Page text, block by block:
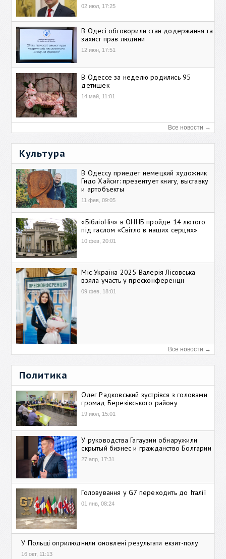
02 июл, 17:25
В Одесі обговорили стан додержання та
захист прав людини
12 июн, 17:51
В Одессе за неделю родились 95
детишек
14 май, 11:01
Все новости →
Культура
В Одессу приедет немецкий художник
Гидо Хайсиг: презентует книгу, выставку
и артобъекты
11 фев, 09:05
«БібліоНіч» в ОННБ пройде 14 лютого
під гаслом «Світло в наших серцях»
10 фев, 20:01
Міс Україна 2025 Валерія Лісовська
взяла участь у пресконференції
09 фев, 18:01
Все новости →
Политика
Олег Радковський зустрівся з головами
громад Березівського району
19 июл, 15:01
У руководства Гагаузии обнаружили
скрытый бизнес и гражданство Болгарии
27 апр, 17:31
Головування у G7 переходить до Італії
01 янв, 08:24
У Польщі оприлюднили оновлені результати екзит-полу
16 окт, 11:13